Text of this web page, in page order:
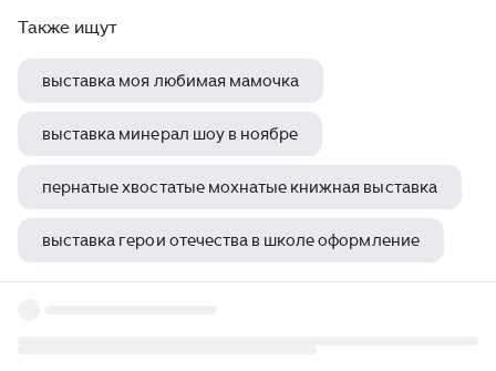
Также ищут
выставка моя любимая мамочка
выставка минерал шоу в ноябре
пернатые хвостатые мохнатые книжная выставка
выставка герои отечества в школе оформление